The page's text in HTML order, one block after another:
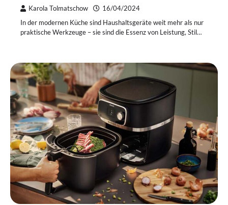
Karola Tolmatschow 16/04/2024
In der modernen Küche sind Haushaltsgeräte weit mehr als nur
praktische Werkzeuge – sie sind die Essenz von Leistung, Stil…